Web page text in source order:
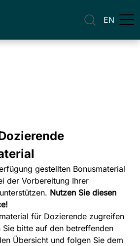
EN
gestellten Bonusmaterial
der Vorbereitung Ihrer
Nutzen Sie diesen
für Dozierende zugreifen
bitte auf den betreffenden
Übersicht und folgen Sie dem